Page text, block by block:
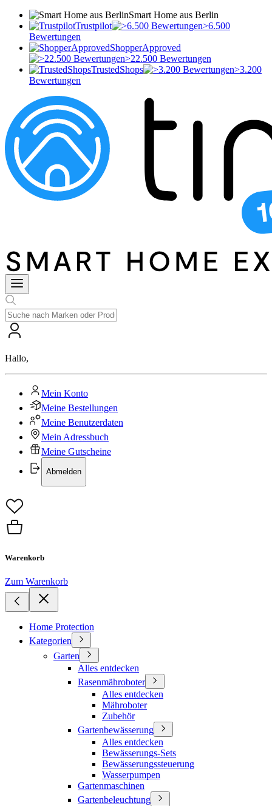
Smart Home aus Berlin
Trustpilot
>6.500
Bewertungen
ShopperApproved
>22.500 Bewertungen
TrustedShops
>3.200
Bewertungen
Hallo,
Mein Konto
Meine Bestellungen
Meine Benutzerdaten
Mein Adressbuch
Meine Gutscheine
Abmelden
Warenkorb
Zum Warenkorb
Home Protection
Kategorien
Garten
Alles entdecken
Rasenmähroboter
Alles entdecken
Mähroboter
Zubehör
Gartenbewässerung
Alles entdecken
Bewässerungs-Sets
Bewässerungssteuerung
Wasserpumpen
Gartenmaschinen
Gartenbeleuchtung